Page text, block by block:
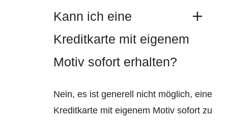
Kann ich eine
Kreditkarte mit eigenem
Motiv sofort erhalten?
Nein, es ist generell nicht möglich, eine
Kreditkarte mit eigenem Motiv sofort zu